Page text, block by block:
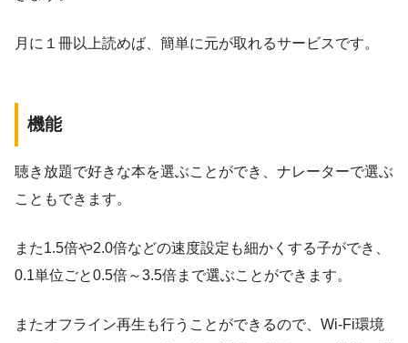
月に１冊以上読めば、簡単に元が取れるサービスです。
機能
聴き放題で好きな本を選ぶことができ、ナレーターで選ぶ
こともできます。
また1.5倍や2.0倍などの速度設定も細かくする子ができ、
0.1単位ごと0.5倍～3.5倍まで選ぶことができます。
またオフライン再生も行うことができるので、Wi-Fi環境